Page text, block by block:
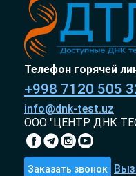
Телефон горячей
+998 7120 505
info@dnk-test.uz
ООО "ЦЕНТР ДНК
Заказать звонок